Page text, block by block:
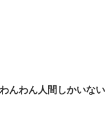
んわん人間しかいない